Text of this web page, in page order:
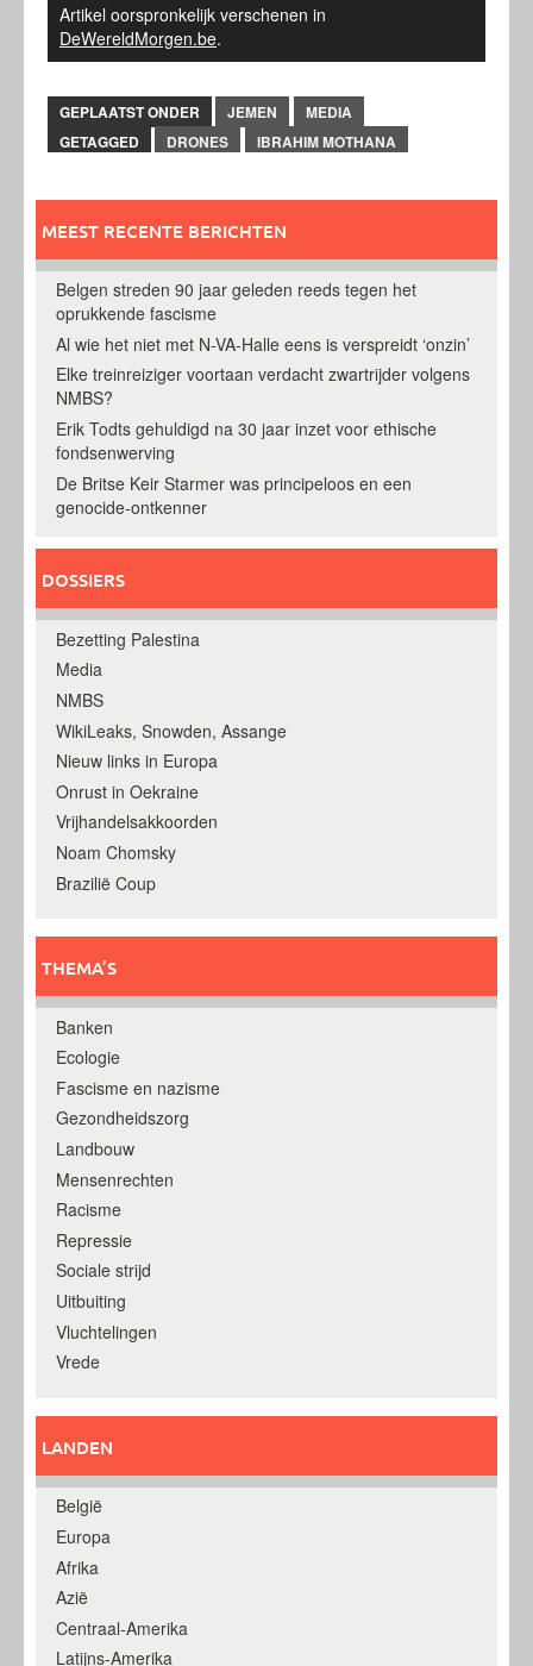
Artikel oorspronkelijk verschenen in
DeWereldMorgen.be.
GEPLAATST ONDER JEMEN
MEDIA
GETAGGED
DRONES IBRAHIM MOTHANA
MEEST RECENTE BERICHTEN
Belgen streden 90 jaar geleden reeds tegen het
oprukkende fascisme
Al wie het niet met N-VA-Halle eens is verspreidt ‘onzin’
Elke treinreiziger voortaan verdacht zwartrijder volgens
NMBS?
Erik Todts gehuldigd na 30 jaar inzet voor ethische
fondsenwerving
De Britse Keir Starmer was principeloos en een
genocide-ontkenner
DOSSIERS
Bezetting Palestina
Media
NMBS
WikiLeaks, Snowden, Assange
Nieuw links in Europa
Onrust in Oekraine
Vrijhandelsakkoorden
Noam Chomsky
Brazilië Coup
THEMA’S
Banken
Ecologie
Fascisme en nazisme
Gezondheidszorg
Landbouw
Mensenrechten
Racisme
Repressie
Sociale strijd
Uitbuiting
Vluchtelingen
Vrede
LANDEN
België
Europa
Afrika
Azië
Centraal-Amerika
Latijns-Amerika